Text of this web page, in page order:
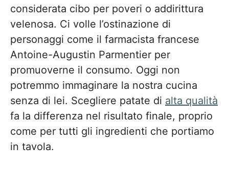
considerata cibo per poveri o addirittura
velenosa. Ci volle l’ostinazione di
personaggi come il farmacista francese
Antoine-Augustin Parmentier per
promuoverne il consumo. Oggi non
potremmo immaginare la nostra cucina
senza di lei. Scegliere patate di alta qualità
fa la differenza nel risultato finale, proprio
come per tutti gli ingredienti che portiamo
in tavola.